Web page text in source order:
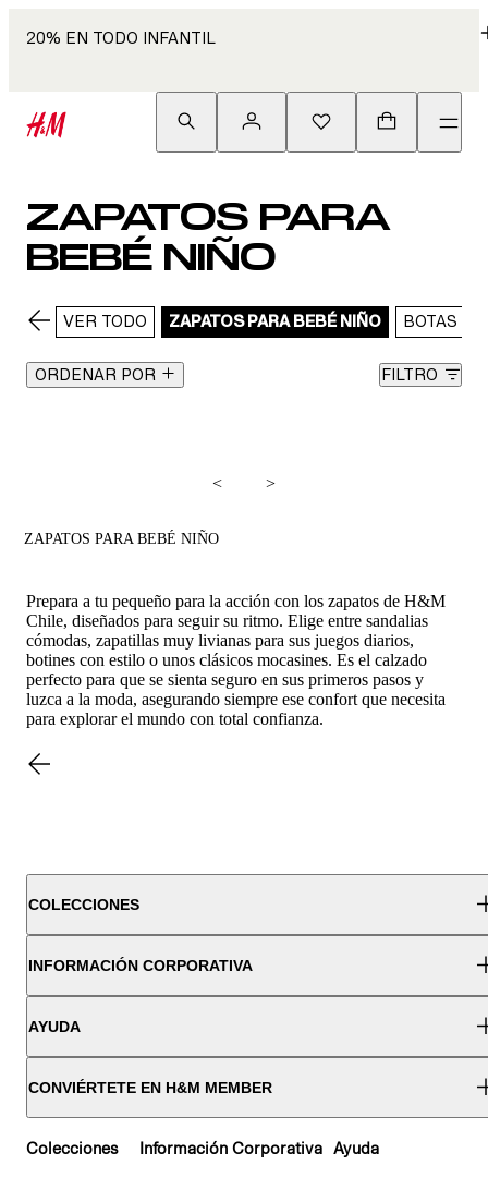
20% EN TODO INFANTIL
ZAPATOS PARA
BEBÉ NIÑO
VER TODO ZAPATOS PARA BEBÉ NIÑO BOTAS
ORDENAR POR FILTRO
< >
ZAPATOS PARA BEBÉ NIÑO
Prepara a tu pequeño para la acción con los zapatos de H&M
Chile, diseñados para seguir su ritmo. Elige entre sandalias
cómodas, zapatillas muy livianas para sus juegos diarios,
botines con estilo o unos clásicos mocasines. Es el calzado
perfecto para que se sienta seguro en sus primeros pasos y
luzca a la moda, asegurando siempre ese confort que necesita
para explorar el mundo con total confianza.
COLECCIONES
INFORMACIÓN CORPORATIVA
AYUDA
CONVIÉRTETE EN H&M MEMBER
Colecciones Información Corporativa Ayuda